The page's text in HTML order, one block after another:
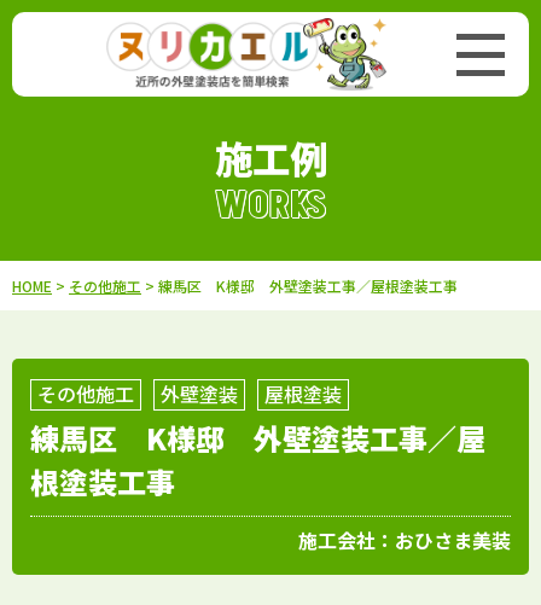
施工例
WORKS
HOME > その他施工 > 練馬区 K様邸 外壁塗装工事／屋根塗装工事
その他施工 外壁塗装 屋根塗装
練馬区 K様邸 外壁塗装工事／屋
根塗装工事
施工会社： おひさま美装